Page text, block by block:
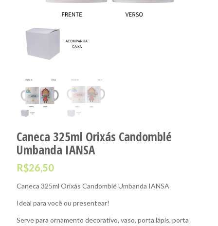
Caneca 325ml Orixás Candomblé
Umbanda IANSA
R$26,50
Caneca 325ml Orixás Candomblé Umbanda IANSA
Ideal para você ou presentear!
Serve para ornamento decorativo, vaso, porta lápis, porta